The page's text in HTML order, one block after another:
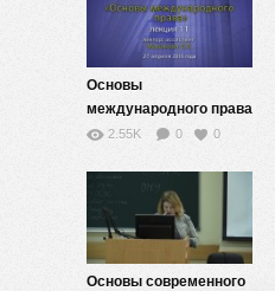
Основы
международного права
-11 2.55K 0 0
Основы современного